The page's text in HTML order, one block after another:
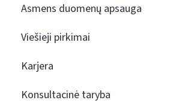
Asmens duomenų apsauga
Viešieji pirkimai
Karjera
Konsultacinė taryba